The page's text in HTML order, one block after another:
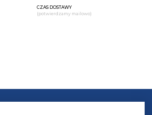
CZAS DOSTAWY
(potwierdzamy mailowo)